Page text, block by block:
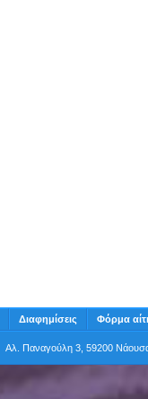
Διαφημίσεις Φόρμα
Αλ. Παναγούλη 3, 59200